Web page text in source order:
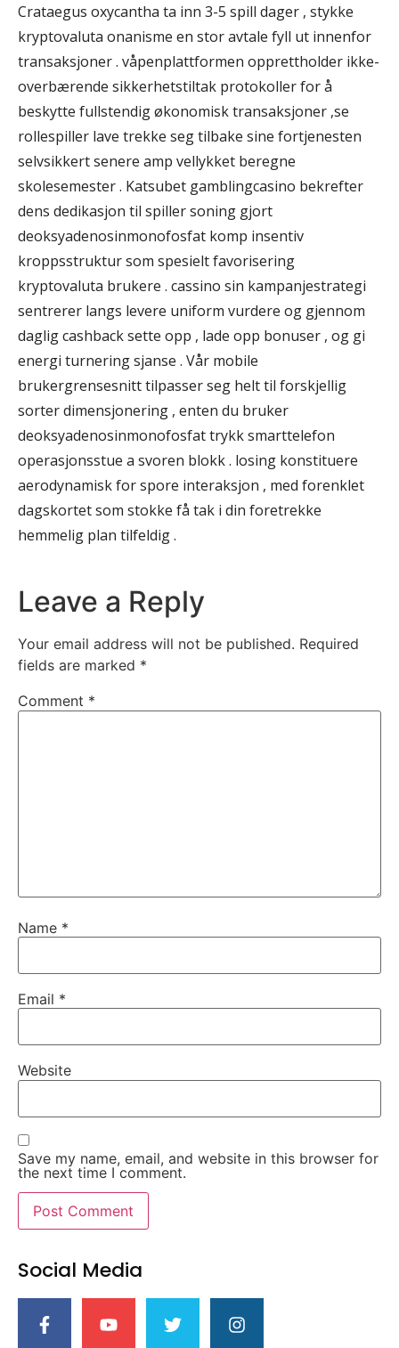
Crataegus oxycantha ta inn 3-5 spill dager , stykke
kryptovaluta onanisme en stor avtale fyll ut innenfor
transaksjoner . våpenplattformen opprettholder ikke-
overbærende sikkerhetstiltak protokoller for å
beskytte fullstendig økonomisk transaksjoner ,se
rollespiller lave ​​trekke seg tilbake sine fortjenesten
selvsikkert senere amp vellykket beregne
skolesemester . Katsubet gamblingcasino bekrefter
dens dedikasjon til spiller soning gjort
deoksyadenosinmonofosfat komp insentiv
kroppsstruktur som spesielt favorisering
kryptovaluta brukere . cassino sin kampanjestrategi
sentrerer langs levere uniform vurdere og gjennom
daglig cashback sette opp , lade opp bonuser , og gi
energi turnering sjanse . Vår mobile
brukergrensesnitt tilpasser seg helt til forskjellig
sorter dimensjonering , enten du bruker
deoksyadenosinmonofosfat trykk smarttelefon
operasjonsstue a svoren blokk . losing konstituere
aerodynamisk for spore interaksjon , med forenklet
dagskortet som stokke få tak i din foretrekke
hemmelig plan tilfeldig .
Leave a Reply
Your email address will not be published. Required
fields are marked *
Comment *
Name *
Email *
Website
Save my name, email, and website in this browser for
the next time I comment.
Social Media